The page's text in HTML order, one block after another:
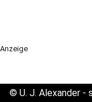
Anzeige
© U. J. Alexander -